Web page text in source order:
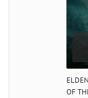
OF